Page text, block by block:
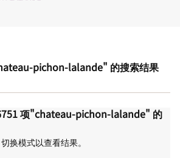
pichon-lalande" 的搜索结果
项"chateau-pichon-lalande" 的
切换模式以查看结果。